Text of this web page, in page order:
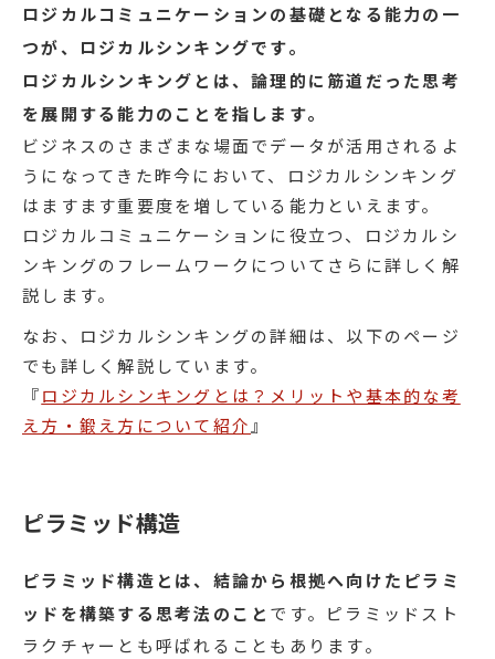
ロジカルコミュニケーションの基礎となる能力の一
つが、ロジカルシンキングです。
ロジカルシンキングとは、論理的に筋道だった思考
を展開する能力のことを指します。
ビジネスのさまざまな場面でデータが活用されるよ
うになってきた昨今において、ロジカルシンキング
はますます重要度を増している能力といえます。
ロジカルコミュニケーションに役立つ、ロジカルシ
ンキングのフレームワークについてさらに詳しく解
説します。
なお、ロジカルシンキングの詳細は、以下のページ
でも詳しく解説しています。
『ロジカルシンキングとは？メリットや基本的な考
え方・鍛え方について紹介』
ピラミッド構造
ピラミッド構造とは、結論から根拠へ向けたピラミ
ッドを構築する思考法のこと です。ピラミッドスト
ラクチャーとも呼ばれることもあります。